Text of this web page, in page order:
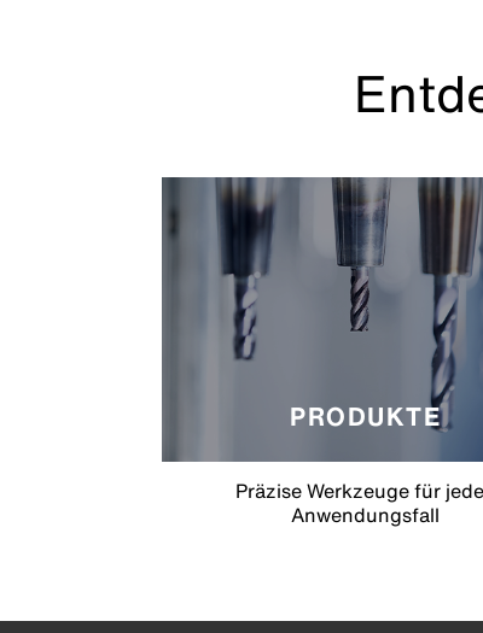
PRODUKTE
Präzise Werkzeuge für
Anwendungsfall